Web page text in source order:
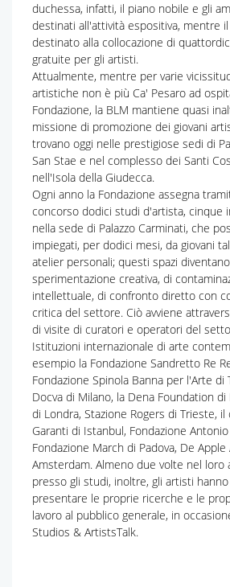
duchessa, infatti, il piano nobile e gli
destinati all'attività espositiva, mentre
destinato alla collocazione di
gratuite per gli artisti.
Attualmente, mentre per varie
artistiche non è più Ca' Pesaro ad
Fondazione, la BLM mantiene quasi
missione di promozione dei giovani
trovano oggi nelle prestigiose sedi di
San Stae e nel complesso dei Santi
nell'Isola della Giudecca.
Ogni anno la Fondazione assegna
concorso dodici studi d'artista, cinque
nella sede di Palazzo Carminati, che
impiegati, per dodici mesi, da giovani
atelier personali; questi spazi
sperimentazione creativa, di
intellettuale, di confronto diretto con
critica del settore. Ciò avviene
di visite di curatori e operatori del
Istituzioni internazionale di arte
esempio la Fondazione Sandretto Re
Fondazione Spinola Banna per l'Arte di
Docva di Milano, la Dena Foundation di
di Londra, Stazione Rogers di Trieste,
Garanti di Istanbul, Fondazione
Fondazione March di Padova, De
Amsterdam. Almeno due volte nel loro
presso gli studi, inoltre, gli artisti
presentare le proprie ricerche e le
lavoro al pubblico generale, in
Studios & ArtistsTalk.